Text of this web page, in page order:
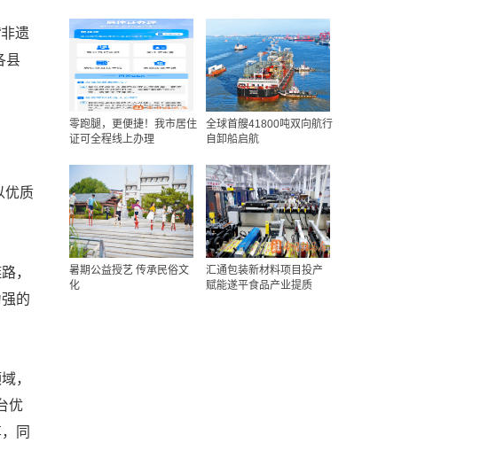
遗
县
优质
，
的
，
优
同
零跑腿，更便捷！我市居住
证可全程线上办理
全球首艘41800吨双向航行
自卸船启航
暑期公益授艺 传承民俗文
化
汇通包装新材料项目投产
赋能遂平食品产业提质